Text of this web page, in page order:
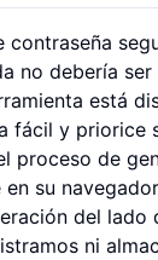
contraseña
no debería ser
está
fácil y priorice
proceso de
su
del lado
ni